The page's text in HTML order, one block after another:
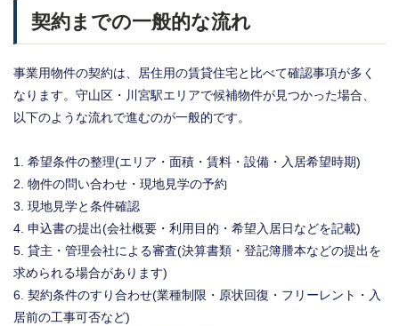
契約までの一般的な流れ
事業用物件の契約は、居住用の賃貸住宅と比べて確認事項が多く
なります。守山区・川宮駅エリアで候補物件が見つかった場合、
以下のような流れで進むのが一般的です。
希望条件の整理(エリア・面積・賃料・設備・入居希望時期)
物件の問い合わせ・現地見学の予約
現地見学と条件確認
申込書の提出(会社概要・利用目的・希望入居日などを記載)
貸主・管理会社による審査(決算書類・登記簿謄本などの提出を
求められる場合があります)
契約条件のすり合わせ(業種制限・原状回復・フリーレント・入
居前の工事可否など)